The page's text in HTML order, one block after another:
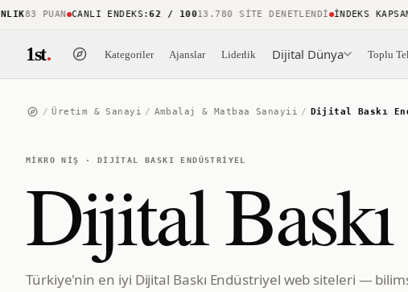
83 PUAN CANLI ENDEKS:62 / 100 13.780 SITE DENETLENDI İNDEKS KAPSAMI:
1st. Kategoriler Ajanslar Liderlik Dijital Dünya Toplu
/ Üretim & Sanayi / Ambalaj & Matbaa Sanayii / Dijital Baskı
MIKRO NIŞ · DIJITAL BASKI ENDÜSTRIYEL
Dijital
Türkiye'nin en iyi Dijital Baskı Endüstriyel web siteleri —